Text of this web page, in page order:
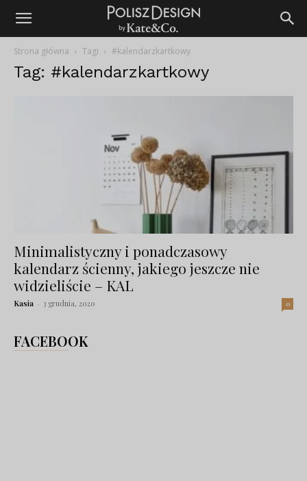
Strona główna Tagi #kalendarzkartkowy
Tag: #kalendarzkartkowy
Minimalistyczny i ponadczasowy
kalendarz ścienny, jakiego jeszcze nie
widzieliście – KAL
Kasia - 3 grudnia, 2020 0
FACEBOOK